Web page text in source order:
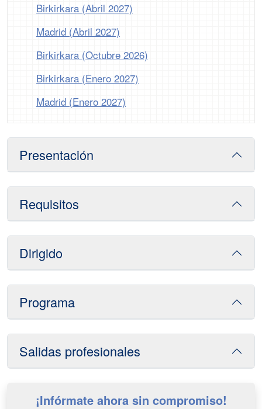
Birkirkara (Abril 2027)
Madrid (Abril 2027)
Birkirkara (Octubre 2026)
Birkirkara (Enero 2027)
Madrid (Enero 2027)
Presentación
Requisitos
Dirigido
Programa
Salidas profesionales
¡Infórmate ahora sin compromiso!